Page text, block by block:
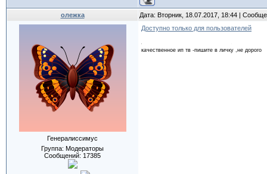
олежка Дата: Вторник, 18.07.2017, 18:44 |
Генералиссимус
Группа: Модераторы
Сообщений: 17385
Доступно только для пользователей
качественное ип тв -пишите в личку ,не дорого